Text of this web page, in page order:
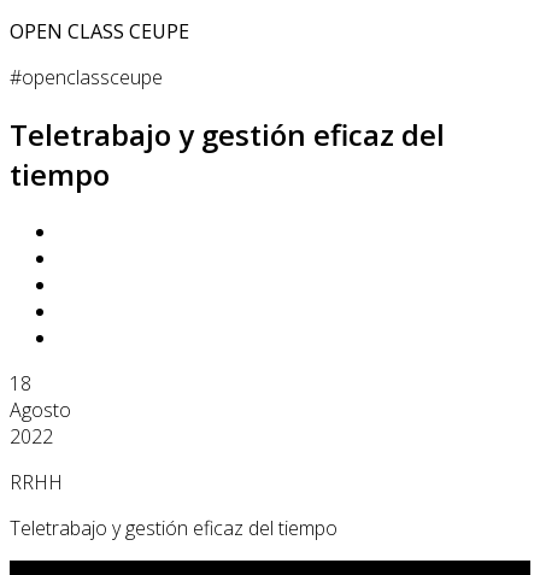
OPEN CLASS CEUPE
#openclassceupe
Teletrabajo y gestión eficaz del
tiempo
18
Agosto
2022
RRHH
Teletrabajo y gestión eficaz del tiempo